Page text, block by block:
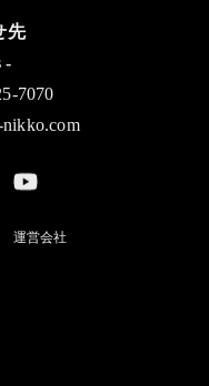
先
7070
運営会社